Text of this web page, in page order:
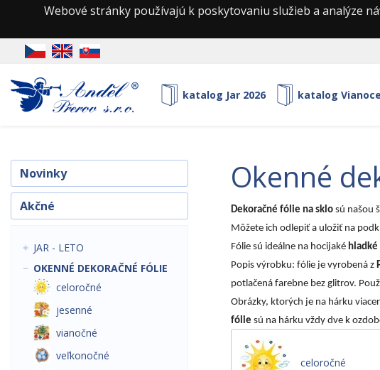
Webové stránky používajú k poskytovaniu služieb a analýze
katalog Jar 2026 katalog
Novinky
Akčné
JAR - LETO
OKENNÉ DEKORAČNÉ FÓLIE
celoročné
jesenné
vianočné
veľkonočné
okenné
Dekoračné fólie na sklo sú našou
Môžete ich odlepiť a uložiť na
Fólie sú ideálne na hocijaké hladké
Popis výrobku: fólie je vyrobená z
potlačená farebne bez glitrov.
Obrázky, ktorých je na hárku
fólie sú na hárku vždy dve k
celoročné